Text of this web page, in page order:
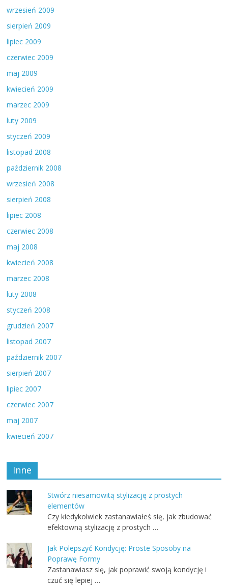
wrzesień 2009
sierpień 2009
lipiec 2009
czerwiec 2009
maj 2009
kwiecień 2009
marzec 2009
luty 2009
styczeń 2009
listopad 2008
październik 2008
wrzesień 2008
sierpień 2008
lipiec 2008
czerwiec 2008
maj 2008
kwiecień 2008
marzec 2008
luty 2008
styczeń 2008
grudzień 2007
listopad 2007
październik 2007
sierpień 2007
lipiec 2007
czerwiec 2007
maj 2007
kwiecień 2007
Inne
Stwórz niesamowitą stylizację z prostych
elementów
Czy kiedykolwiek zastanawiałeś się, jak zbudować
efektowną stylizację z prostych …
Jak Polepszyć Kondycję: Proste Sposoby na
Poprawę Formy
Zastanawiasz się, jak poprawić swoją kondycję i
czuć się lepiej …